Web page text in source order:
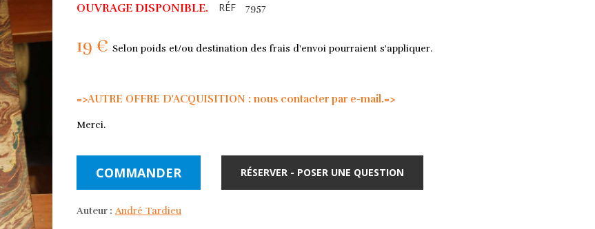
OUVRAGE DISPONIBLE. RÉF 7957
19 € Selon poids et/ou destination des frais d'envoi pourraient s'appliquer.
=>AUTRE OFFRE D'ACQUISITION : nous contacter par e-mail.=>
Merci.
COMMANDER RÉSERVER - POSER UNE QUESTION
Auteur : André Tardieu